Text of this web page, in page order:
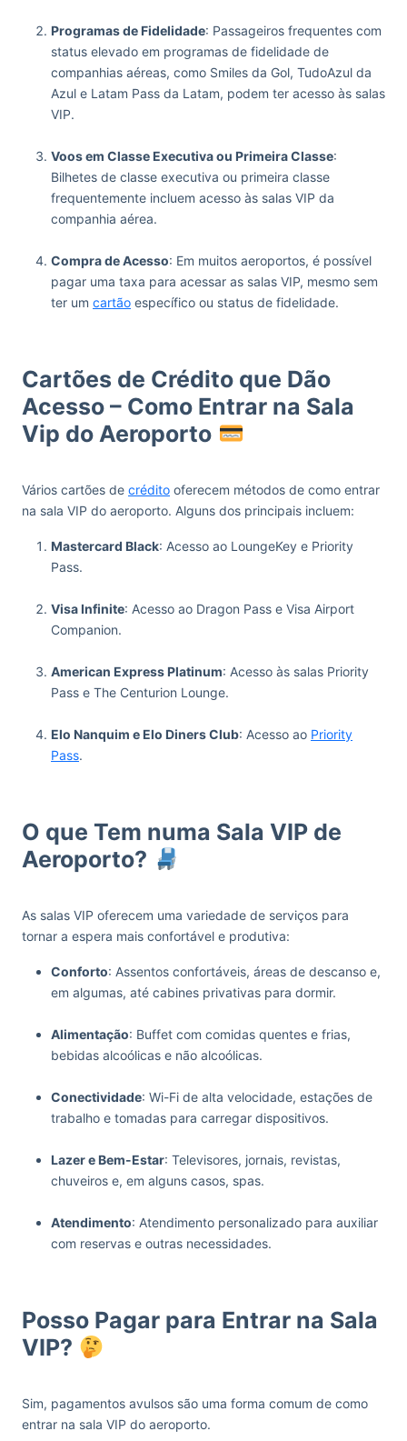
Programas de Fidelidade: Passageiros frequentes com
status elevado em programas de fidelidade de
companhias aéreas, como Smiles da Gol, TudoAzul da
Azul e Latam Pass da Latam, podem ter acesso às salas
VIP.
Voos em Classe Executiva ou Primeira Classe:
Bilhetes de classe executiva ou primeira classe
frequentemente incluem acesso às salas VIP da
companhia aérea.
Compra de Acesso: Em muitos aeroportos, é possível
pagar uma taxa para acessar as salas VIP, mesmo sem
ter um cartão específico ou status de fidelidade.
Cartões de Crédito que Dão
Acesso – Como Entrar na Sala
Vip do Aeroporto
Vários cartões de crédito oferecem métodos de como entrar
na sala VIP do aeroporto. Alguns dos principais incluem:
Mastercard Black: Acesso ao LoungeKey e Priority
Pass.
Visa Infinite: Acesso ao Dragon Pass e Visa Airport
Companion.
American Express Platinum: Acesso às salas Priority
Pass e The Centurion Lounge.
Elo Nanquim e Elo Diners Club: Acesso ao Priority
Pass.
O que Tem numa Sala VIP de
Aeroporto?
As salas VIP oferecem uma variedade de serviços para
tornar a espera mais confortável e produtiva:
Conforto: Assentos confortáveis, áreas de descanso e,
em algumas, até cabines privativas para dormir.
Alimentação: Buffet com comidas quentes e frias,
bebidas alcoólicas e não alcoólicas.
Conectividade: Wi-Fi de alta velocidade, estações de
trabalho e tomadas para carregar dispositivos.
Lazer e Bem-Estar: Televisores, jornais, revistas,
chuveiros e, em alguns casos, spas.
Atendimento: Atendimento personalizado para auxiliar
com reservas e outras necessidades.
Posso Pagar para Entrar na Sala
VIP?
Sim, pagamentos avulsos são uma forma comum de como
entrar na sala VIP do aeroporto.